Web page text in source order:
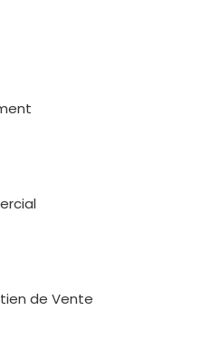
de Vente